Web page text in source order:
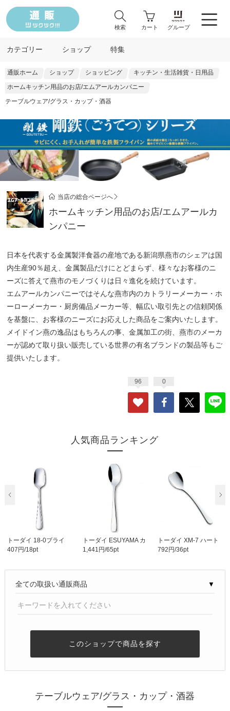
検索 カート グループ
カテゴリー ショップ 特集
通販ホーム ショップ ショッピング
キッチン・生活雑貨・日用品
ホームキッチン用品のお店/エムアールカンパニー
テーブルウェア/グラス・カップ・酒器
当店の総合ページへ
ホームキッチン用品のお店/エムアールカ
ンパニー
日本を代表する金属製洋食器の産地である新潟県燕市のシェアは国
内生産90％超え、金属製品だけにとどまらず、様々なお客様のニ
ーズに答えて燕市のモノづくりは日々進化を続けています。
エムアールカンパニーではそんな燕市内のカトラリーメーカー・ホ
ーローメーカー・厨房備品メーカー等、幅広い取引先との信頼関係
を基盤に、お客様のニーズにお応えした商品をご案内いたします。
メイドイン燕の逸品はもちろんの事、金属加工の街、燕市のメーカ
ーが認めて取り扱い販売している世界の有名ブランドの製品等もご
提供いたします。
96 0
人気商品ランキング
トーダイ 18-0ブライ
ト カレーチャーハ..
407円/18pt
トーダイ ESUYAMA カ
レーライス＆チャー..
1,441円/65pt
トーダイ XM-7 ハート
物語 ティースプー..
792円/36pt
▼
このショップで商品を探す
テーブルウェア/グラス・カップ・酒器